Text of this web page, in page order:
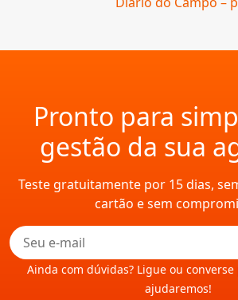
Pronto para
gestão da sua
Teste gratuitamente por 15 dias,
cartão e sem
Ainda com dúvidas? Ligue ou
ajudaremos!